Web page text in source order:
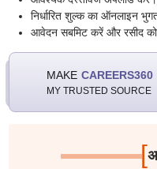
निर्धारित शुल्क का ऑनलाइन
आवेदन सबमिट करें और रसीद को
MAKE CAREERS360
MY TRUSTED SOURCE
[